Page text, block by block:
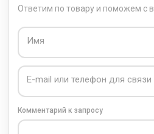
Ответим по товару и поможем с
Имя
E-mail или телефон для связи
Комментарий к запросу